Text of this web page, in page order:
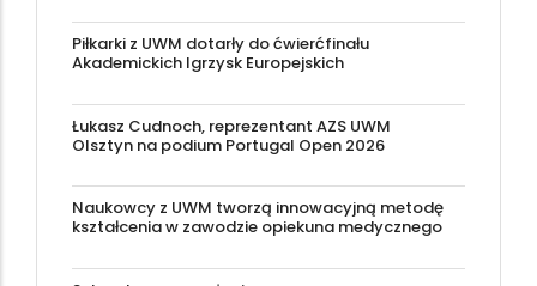
Piłkarki z UWM dotarły do ćwierćfinału
Akademickich Igrzysk Europejskich
Łukasz Cudnoch, reprezentant AZS UWM
Olsztyn na podium Portugal Open 2026
Naukowcy z UWM tworzą innowacyjną metodę
kształcenia w zawodzie opiekuna medycznego